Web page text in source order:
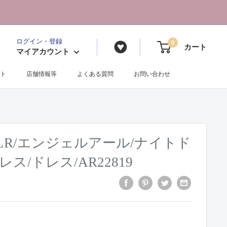
ログイン・登録
マイアカウント
0 カート
店舗情報等 よくある質問 お問い合わせ
エンジェルアール/ナイトド
ス/ドレス/AR22819